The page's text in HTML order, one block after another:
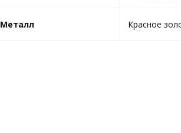
Металл Красное